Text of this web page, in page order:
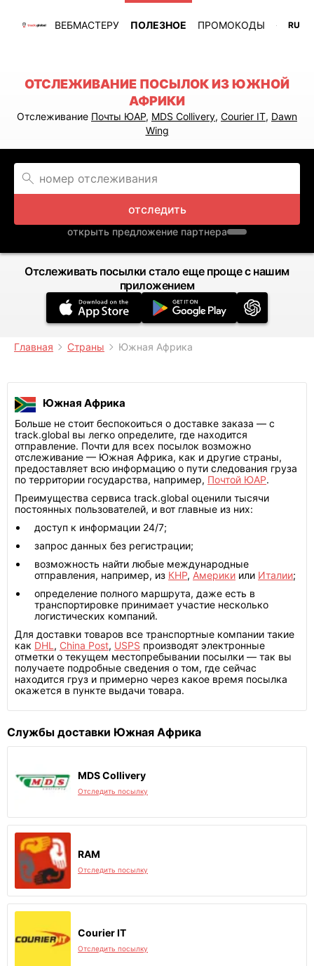
ВЕБМАСТЕРУ ПОЛЕЗНОЕ ПРОМОКОДЫ RU
ОТСЛЕЖИВАНИЕ ПОСЫЛОК ИЗ ЮЖНОЙ
АФРИКИ
Отслеживание Почты ЮАР, MDS Collivery, Courier IT, Dawn
Wing
отследить
открыть предложение партнера
Отслеживать посылки стало еще проще с нашим
приложением
Главная Страны Южная Африка
Южная Африка
Больше не стоит беспокоиться о доставке заказа — с
track.global вы легко определите, где находится
отправление. Почти для всех посылок возможно
отслеживание — Южная Африка, как и другие страны,
предоставляет всю информацию о пути следования груза
по территории государства, например, Почтой ЮАР.
Преимущества сервиса track.global оценили тысячи
постоянных пользователей, и вот главные из них:
доступ к информации 24/7;
запрос данных без регистрации;
возможность найти любые международные
отправления, например, из КНР, Америки или Италии;
определение полного маршрута, даже есть в
транспортировке принимает участие несколько
логистических компаний.
Для доставки товаров все транспортные компании такие
как DHL , China Post, USPS производят электронные
отметки о текущем местопребывании посылки — так вы
получаете подробные сведения о том, где сейчас
находится груз и примерно через какое время посылка
окажется в пункте выдачи товара.
Службы доставки Южная Африка
MDS Collivery
Отследить посылку
RAM
Отследить посылку
Courier IT
Отследить посылку